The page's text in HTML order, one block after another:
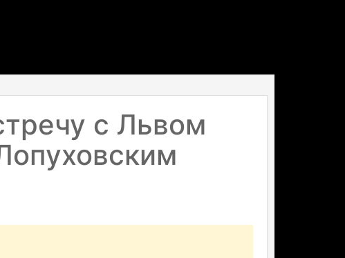
с Львом